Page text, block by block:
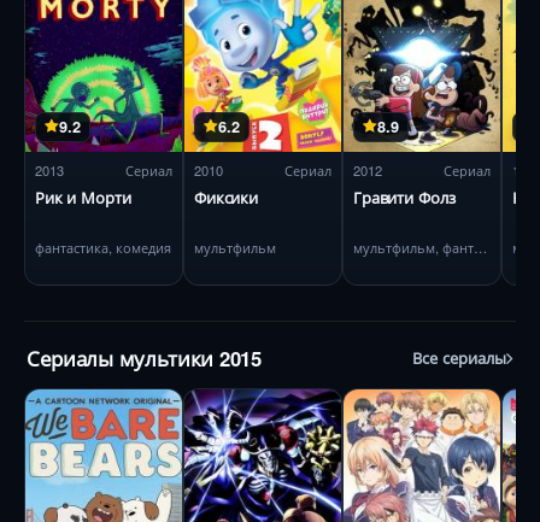
9.2
2013 Сериал
Рик и Морти
фантастика, комедия
6.2
2010 Сериал
Фиксики
мультфильм
8.9
2012 Сериал
Гравити Фолз
1969
Сериалы мультики 2015 Все сериалы